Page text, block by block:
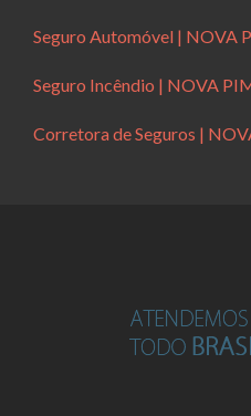
Seguro Automóvel | NOVA
Seguro Incêndio | NOVA
Corretora de Seguros |